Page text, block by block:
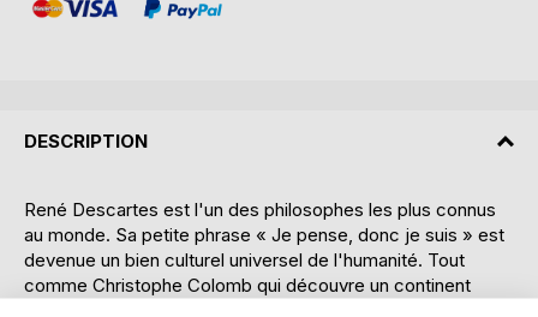
DESCRIPTION
René Descartes est l'un des philosophes les plus connus
au monde. Sa petite phrase « Je pense, donc je suis » est
devenue un bien culturel universel de l'humanité. Tout
comme Christophe Colomb qui découvre un continent